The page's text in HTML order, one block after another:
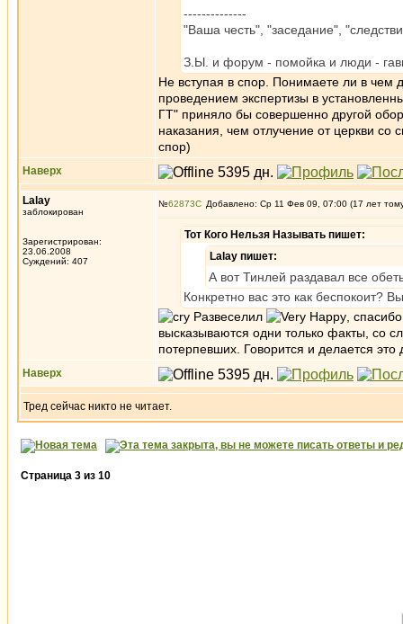
--------------
"Ваша честь", "заседание",
З.Ы. и форум - помойка и люди -
Не вступая в спор. Понимаете ли в чем
проведением экспертизы в
ГТ" приняло бы совершенно другой
наказания, чем отлучение от церкви
спор)
Наверх
Lalay
заблокирован
Зарегистрирован:
23.06.2008
Суждений: 407
№62873 Добавлено: Ср 11 Фев 09, 07:00 (17 лет
Тот Кого Нельзя Называть пишет:
Lalay пишет:
А вот Тинлей раздавал все
Конкретно вас это как беспокоит?
Развеселил
,
высказываются одни только факты, со
потерпевших. Говорится и делается
Наверх
Тред сейчас никто не читает.
Страница 3 из 10